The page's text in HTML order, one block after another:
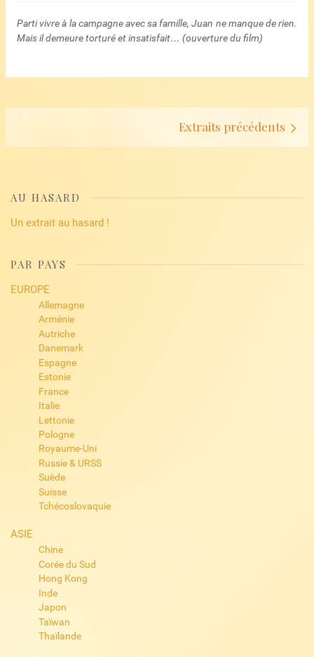
Parti vivre à la campagne avec sa famille, Juan ne manque de rien.
Mais il demeure torturé et insatisfait… (ouverture du film)
d’articles
Extraits précédents
AU HASARD
Un extrait au hasard !
PAR PAYS
EUROPE
Allemagne
Arménie
Autriche
Danemark
Espagne
Estonie
France
Italie
Lettonie
Pologne
Royaume-Uni
Russie & URSS
Suède
Suisse
Tchécoslovaquie
ASIE
Chine
Corée du Sud
Hong Kong
Inde
Japon
Taïwan
Thaïlande